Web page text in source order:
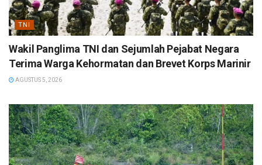
TNI
Wakil Panglima TNI dan Sejumlah Pejabat Negara
Terima Warga Kehormatan dan Brevet Korps Marinir
AGUSTUS 5, 2026